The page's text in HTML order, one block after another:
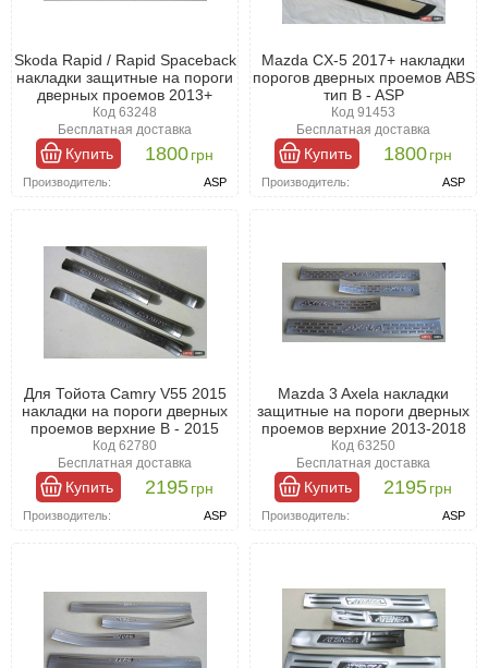
Skoda Rapid / Rapid Spaceback
накладки защитные на пороги
дверных проемов 2013+
Код 63248
Бесплатная доставка
Купить 1800грн
Производитель: ASP
Mazda CX-5 2017+ накладки
порогов дверных проемов ABS
тип B - ASP
Код 91453
Бесплатная доставка
Купить 1800грн
Производитель: ASP
Для Тойота Camry V55 2015
накладки на пороги дверных
проемов верхние B - 2015
Код 62780
Бесплатная доставка
Купить 2195грн
Производитель: ASP
Mazda 3 Axela накладки
защитные на пороги дверных
проемов верхние 2013-2018
Код 63250
Бесплатная доставка
Купить 2195грн
Производитель: ASP